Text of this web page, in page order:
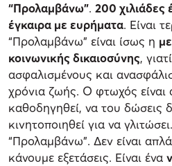
“Προλαμβάνω”. 200 χιλιάδες
έγκαιρα με ευρήματα. Είναι
“Προλαμβάνω” είναι ίσως η
κοινωνικής δικαιοσύνης,
ασφαλισμένους και
χρόνια ζωής. Ο φτωχός είναι
καθοδηγηθεί, να του δώσεις
κινητοποιηθεί για να
“Προλαμβάνω”. Δεν είναι
κάνουμε εξετάσεις. Είναι ένα